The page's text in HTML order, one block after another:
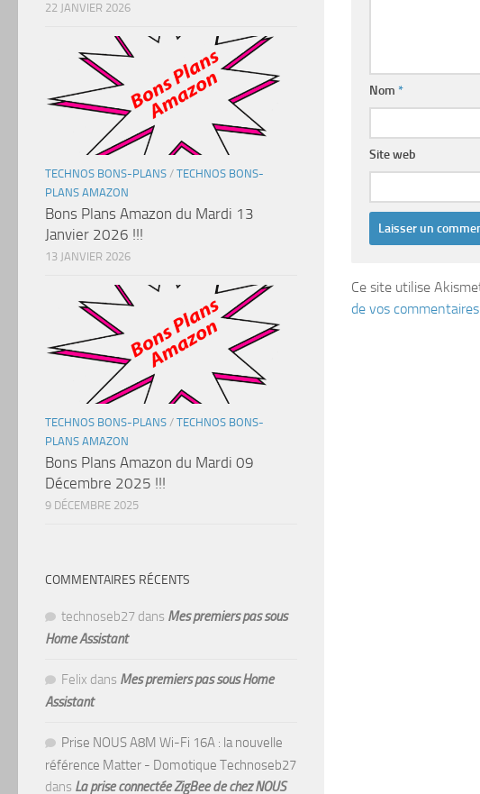
Nom *
Site web
Ce site utilise
de vos
22 JANVIER 2026
TECHNOS BONS-PLANS / TECHNOS BONS-
PLANS AMAZON
Bons Plans Amazon du Mardi 13
Janvier 2026 !!!
13 JANVIER 2026
TECHNOS BONS-PLANS / TECHNOS BONS-
PLANS AMAZON
Bons Plans Amazon du Mardi 09
Décembre 2025 !!!
9 DÉCEMBRE 2025
COMMENTAIRES RÉCENTS
technoseb27 dans Mes premiers pas sous
Home Assistant
Felix dans Mes premiers pas sous Home
Assistant
Prise NOUS A8M Wi-Fi 16A : la nouvelle
référence Matter - Domotique Technoseb27
dans La prise connectée ZigBee de chez NOUS